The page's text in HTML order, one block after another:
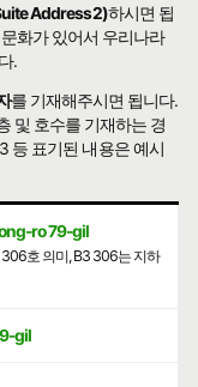
Address2)하시면 됩
화가 있어서 우리나라
.
를 기재해주시면 됩니다.
및 호수를 기재하는 경
등 표기된 내용은 예시
ro 79-gil
호 의미, B3 306는 지하
gil